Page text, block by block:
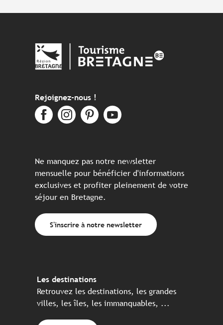
Rejoignez-nous !
Ne manquez pas notre newsletter
mensuelle pour bénéficier d'informations
exclusives et profiter pleinement de votre
séjour en Bretagne.
S'inscrire à notre newsletter
Les destinations
Retrouvez les destinations, les grandes
villes, les îles, les immanquables, ...